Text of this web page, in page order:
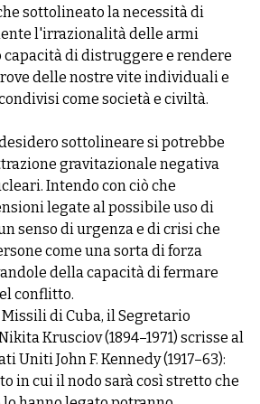
sottolineato la necessità di
l'irrazionalità delle armi
capacità di distruggere e rendere
delle nostre vite individuali e
come società e civiltà.
sottolineare si potrebbe
gravitazionale negativa
Intendo con ciò che
legate al possibile uso di
senso di urgenza e di crisi che
come una sorta di forza
della capacità di fermare
conflitto.
di Cuba, il Segretario
Krusciov (1894–1971) scrisse al
Uniti John F. Kennedy (1917–63):
in cui il nodo sarà così stretto che